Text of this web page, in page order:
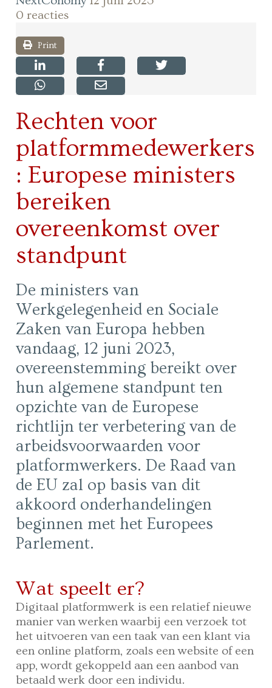
0 reacties
Print
Rechten voor
platformmedewerkers
: Europese ministers
bereiken
overeenkomst over
standpunt
De ministers van
Werkgelegenheid en Sociale
Zaken van Europa hebben
vandaag, 12 juni 2023,
overeenstemming bereikt over
hun algemene standpunt ten
opzichte van de Europese
richtlijn ter verbetering van de
arbeidsvoorwaarden voor
platformwerkers. De Raad van
de EU zal op basis van dit
akkoord onderhandelingen
beginnen met het Europees
Parlement.
Wat speelt er?
Digitaal platformwerk is een relatief nieuwe
manier van werken waarbij een verzoek tot
het uitvoeren van een taak van een klant via
een online platform, zoals een website of een
app, wordt gekoppeld aan een aanbod van
betaald werk door een individu.